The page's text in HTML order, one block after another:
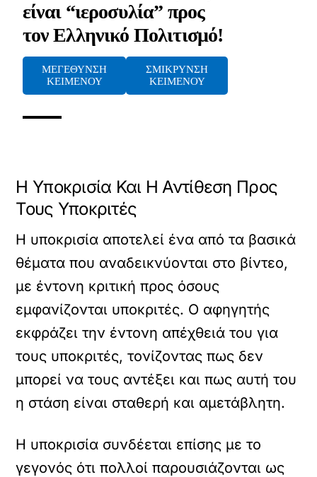
είναι “ιεροσυλία” προς
τον Ελληνικό Πολιτισμό!
ΜΕΓΕΘΥΝΣΗ
ΚΕΙΜΕΝΟΥ
ΣΜΙΚΡΥΝΣΗ
ΚΕΙΜΕΝΟΥ
Η Υποκρισία Και Η Αντίθεση Προς
Τους Υποκριτές
Η υποκρισία αποτελεί ένα από τα βασικά
θέματα που αναδεικνύονται στο βίντεο,
με έντονη κριτική προς όσους
εμφανίζονται υποκριτές. Ο αφηγητής
εκφράζει την έντονη απέχθειά του για
τους υποκριτές, τονίζοντας πως δεν
μπορεί να τους αντέξει και πως αυτή του
η στάση είναι σταθερή και αμετάβλητη.
Η υποκρισία συνδέεται επίσης με το
γεγονός ότι πολλοί παρουσιάζονται ως